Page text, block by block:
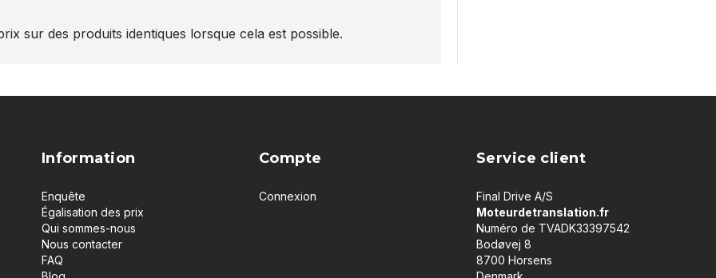
sur des produits identiques lorsque cela est possible.
Information
Enquête
Égalisation des prix
Qui sommes-nous
Nous contacter
FAQ
Compte
Connexion
Service client
Final Drive A/S
Moteurdetranslation.fr
Numéro de TVADK33397542
Bodøvej 8
8700 Horsens